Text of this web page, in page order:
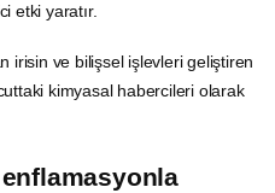
etki yaratır.
irisin ve bilişsel işlevleri geliştiren
kimyasal habercileri olarak
enflamasyonla